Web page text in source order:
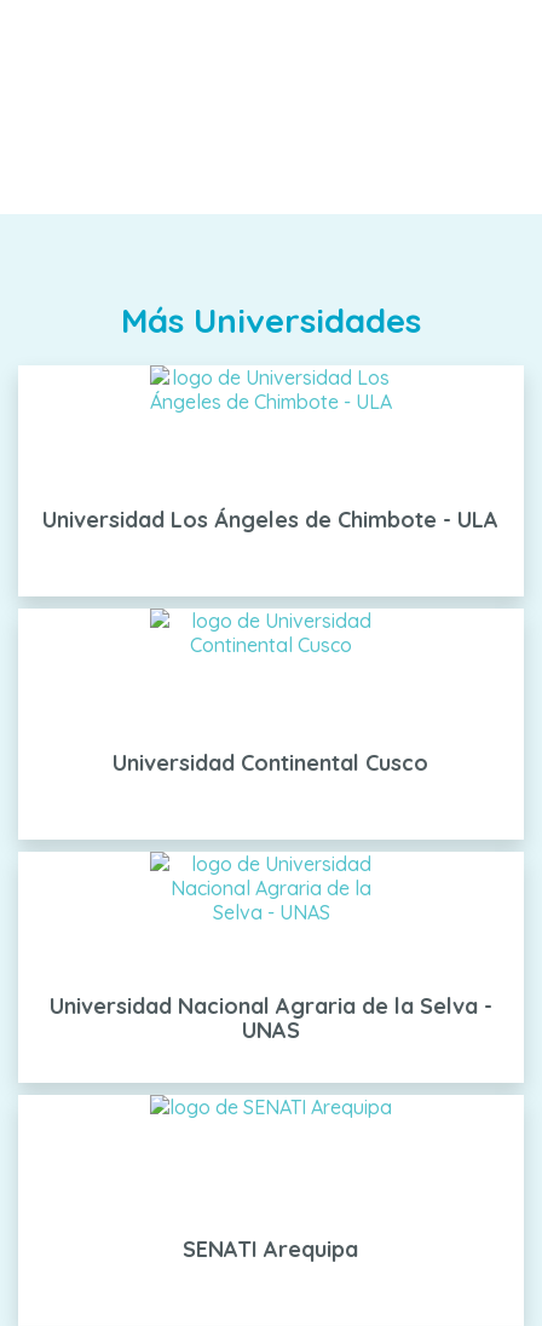
Más Universidades
Universidad Los Ángeles de Chimbote - ULA
Universidad Continental Cusco
Universidad Nacional Agraria de la Selva -
UNAS
SENATI Arequipa